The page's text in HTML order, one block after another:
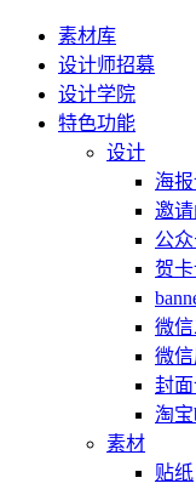
素材库
设计师招募
设计学院
特色功能
设计
海
邀
公
贺
微
微
封
淘宝
素材
贴纸